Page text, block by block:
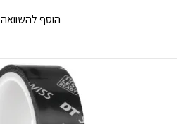
הוסף להשוואה